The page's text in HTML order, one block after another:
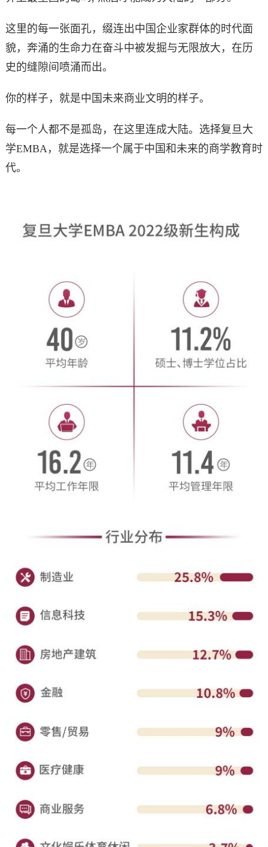
这里的每一张面孔，缀连出中国企业家群体的时代面
貌，奔涌的生命力在奋斗中被发掘与无限放大，在历
史的缝隙间喷涌而出。
你的样子，就是中国未来商业文明的样子。
每一个人都不是孤岛，在这里连成大陆。选择复旦大
学EMBA，就是选择一个属于中国和未来的商学教育时
代。